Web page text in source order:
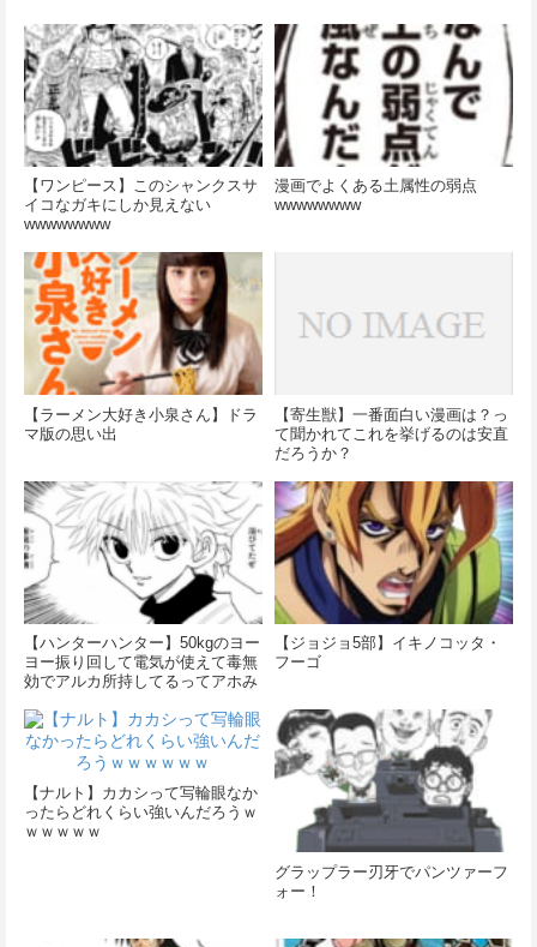
【ワンピース】このシャンクスサ
イコなガキにしか見えない
wwwwwwww
漫画でよくある土属性の弱点
wwwwwwww
【ラーメン大好き小泉さん】ドラ
マ版の思い出
【寄生獣】一番面白い漫画は？っ
て聞かれてこれを挙げるのは安直
だろうか？
【ハンターハンター】50kgのヨー
ヨー振り回して電気が使えて毒無
効でアルカ所持してるってアホみ
【ジョジョ5部】イキノコッタ・
フーゴ
【ナルト】カカシって写輪眼なか
ったらどれくらい強いんだろうｗ
ｗｗｗｗｗ
グラップラー刃牙でパンツァーフ
ォー！